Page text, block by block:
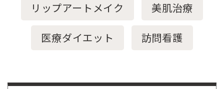
リップアートメイク 美肌治療
医療ダイエット 訪問看護